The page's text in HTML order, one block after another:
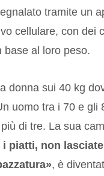
tramite un
cellulare, con dei
base al loro peso.
donna sui 40 kg
uomo tra i 70 e gli
di tre. La sua
i piatti, non
, è